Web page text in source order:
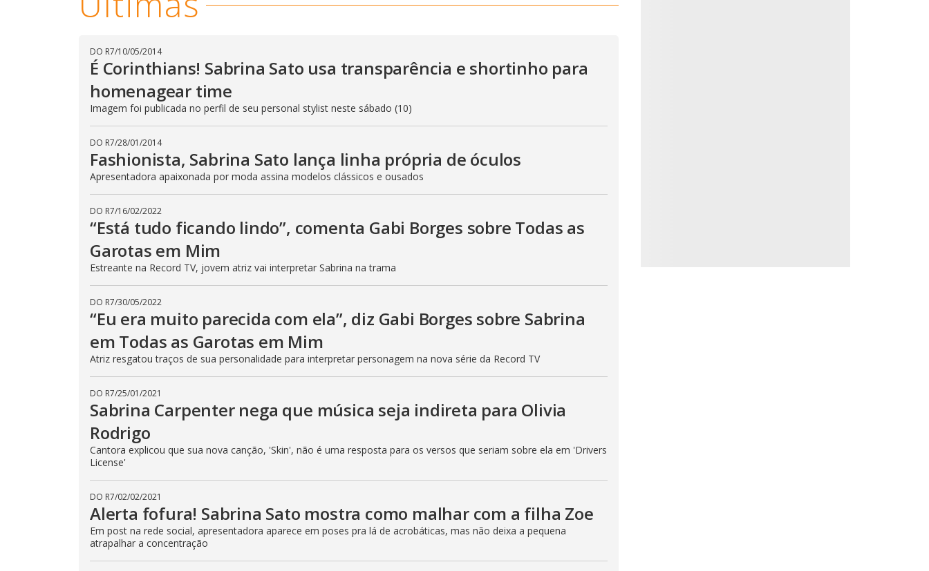
V
i
d
e
o
DO R7/10/05/2014
É Corinthians! Sabrina Sato usa transparência e shortinho para
homenagear time
Imagem foi publicada no perfil de seu personal stylist neste sábado (10)
DO R7/28/01/2014
Fashionista, Sabrina Sato lança linha própria de óculos
Apresentadora apaixonada por moda assina modelos clássicos e ousados
DO R7/16/02/2022
“Está tudo ficando lindo”, comenta Gabi Borges sobre Todas as
Garotas em Mim
Estreante na Record TV, jovem atriz vai interpretar Sabrina na trama
DO R7/30/05/2022
“Eu era muito parecida com ela”, diz Gabi Borges sobre Sabrina
em Todas as Garotas em Mim
Atriz resgatou traços de sua personalidade para interpretar personagem na nova série da Record TV
DO R7/25/01/2021
Sabrina Carpenter nega que música seja indireta para Olivia
Rodrigo
Cantora explicou que sua nova canção, 'Skin', não é uma resposta para os versos que seriam sobre ela em 'Drivers
License'
DO R7/02/02/2021
Alerta fofura! Sabrina Sato mostra como malhar com a filha Zoe
Em post na rede social, apresentadora aparece em poses pra lá de acrobáticas, mas não deixa a pequena
atrapalhar a concentração